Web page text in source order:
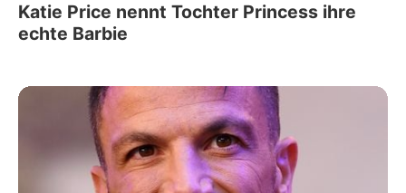
Katie Price nennt Tochter Princess ihre
echte Barbie